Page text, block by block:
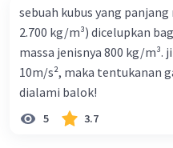
sebuah kubus yang
2.700 kg/m³) dicelupkan
massa jenisnya 800 kg/m³.
10m/s², maka tentukanan
dialami balok!
5 3.7